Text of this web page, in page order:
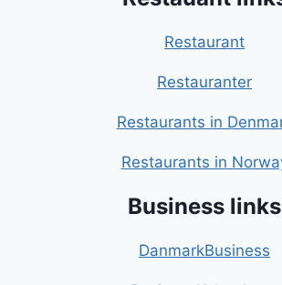
Restaurant
Restauranter
Restaurants in
Restaurants in
Business links
DanmarkBusiness